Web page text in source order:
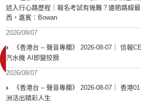
述入行心路歷程｜報名考試有幾難？邊啲路線
西，嘉賓︰Bowan
2026/08/07
《香港台 – 聲音專欄》 2026-08-07｜ 信報
汽水機 AI即變狡猾
2026/08/07
《香港台 – 聲音專欄》 2026-08-07｜ 香港
洲活出精彩人生